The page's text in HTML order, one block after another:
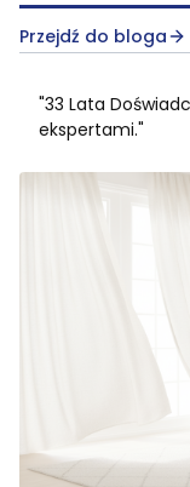
Przejdź do bloga
"33 Lata
ekspertami."